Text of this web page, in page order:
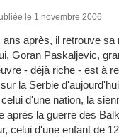
le 1 novembre 2006
ans après, il retrouve
Goran Paskaljevic,
- déjà riche - est à
la Serbie
d'une nation, la
après la guerre des
celui d'une enfant de